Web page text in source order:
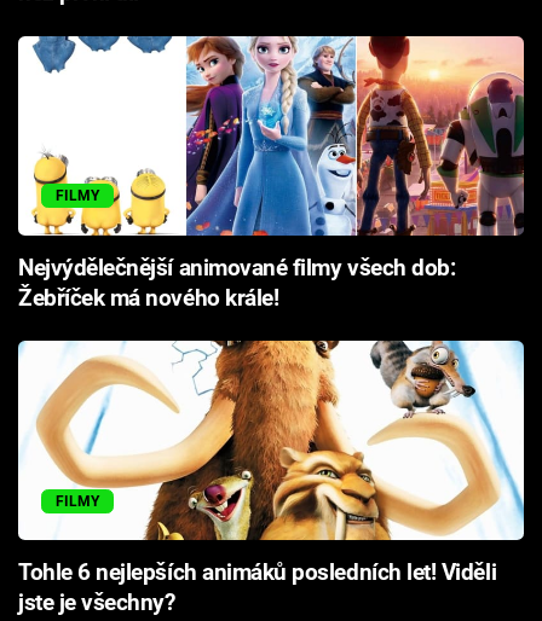
FILMY
Nejvýdělečnější animované filmy všech dob:
Žebříček má nového krále!
FILMY
Tohle 6 nejlepších animáků posledních let! Viděli
jste je všechny?